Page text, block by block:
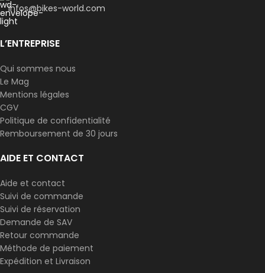
infos@bikes-world.com
L’ENTREPRISE
Qui sommes nous
Le Mag
Mentions légales
CGV
Politique de confidentialité
Remboursement de 30 jours
AIDE ET CONTACT
Aide et contact
Suivi de commande
Suivi de réservation
Demande de SAV
Retour commande
Méthode de paiement
Expédition et Livraison